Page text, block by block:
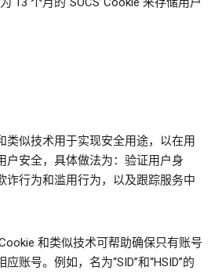
类似技术用于实现安全用途，以在用
户安全，具体做法为：验证用户身
诈行为和滥用行为，以及跟踪服务中
和类似技术可帮助确保只有账号
账号。例如，名为“SID”和“HSID”的